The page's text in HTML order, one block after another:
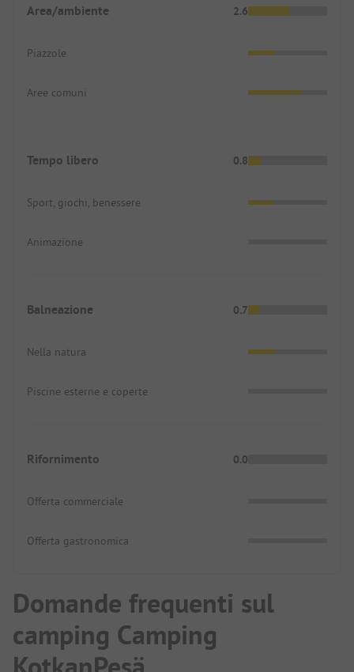
Area/ambiente 2.6
Piazzole
Aree comuni
Tempo libero 0.8
Sport, giochi, benessere
Animazione
Balneazione 0.7
Nella natura
Piscine esterne e coperte
Rifornimento 0.0
Offerta commerciale
Offerta gastronomica
Domande frequenti sul
camping Camping